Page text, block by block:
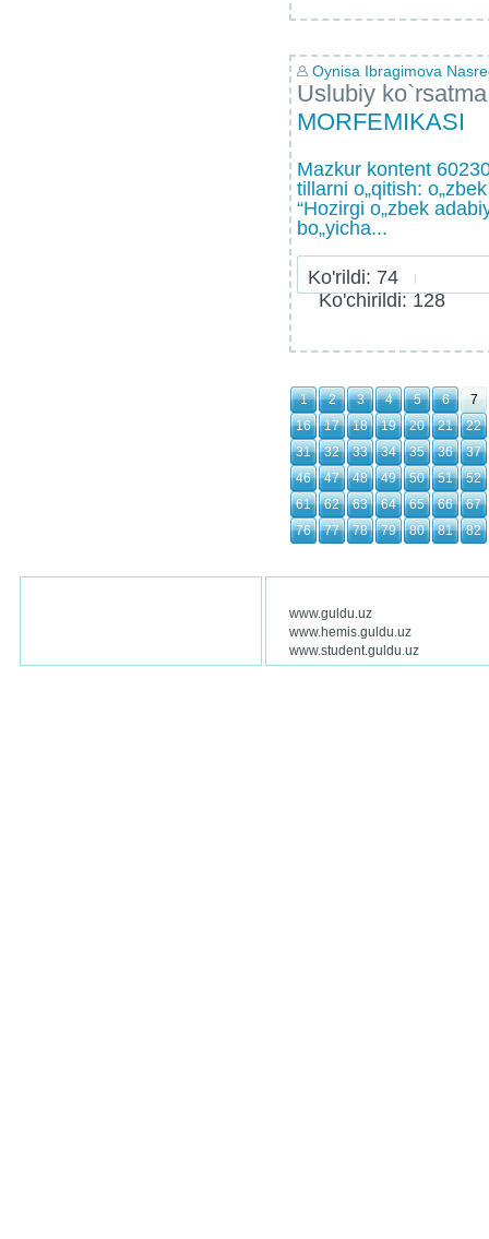
Oynisa Ibragimova
Uslubiy ko`rsatma
MORFEMIKASI
Mazkur kontent
tillarni o„qitish:
“Hozirgi o„zbek
bo„yicha...
Ko'rildi: 74
Ko'chirildi: 128
1 2 3 4 5 6
7
16
17 18 19 20 21
22
31
32 33 34 35 36
37
46
47 48 49 50 51
52
61
62 63 64 65 66
67
76
77 78 79 80 81 82
www.guldu.uz
www.hemis.guldu.uz
www.student.guldu.uz